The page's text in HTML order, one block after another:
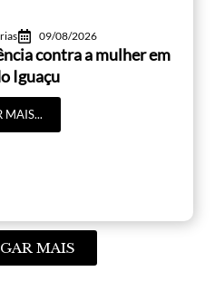
09/08/2026
contra a mulher em
Iguaçu
MAIS...
MAIS